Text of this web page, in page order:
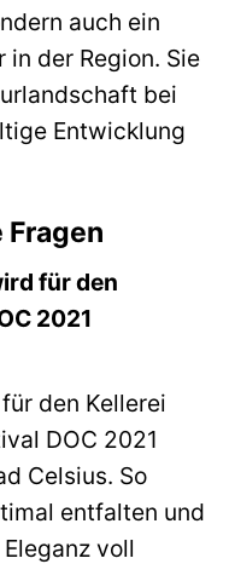
auch ein
der Region. Sie
bei
Entwicklung
Fragen
für den
2021
den Kellerei
DOC 2021
Celsius. So
entfalten und
voll